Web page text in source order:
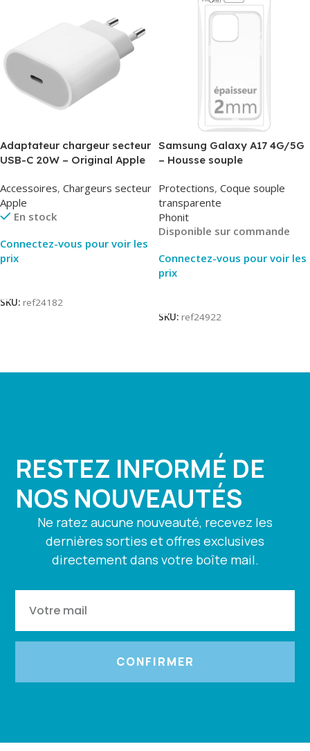
Adaptateur chargeur secteur
USB-C 20W – Original Apple
Accessoires, Chargeurs secteur
Apple
En stock
Connectez-vous pour voir les
prix
SKU: ref24182
Samsung Galaxy A17 4G/5G
– Housse souple
Protections, Coque souple
transparente
Phonit
Disponible sur commande
Connectez-vous pour voir les
prix
SKU: ref24922
RESTEZ INFORMÉ DE
NOS NOUVEAUTÉS
Ne ratez aucune nouveauté, recevez les
dernières sorties et offres exclusives
directement dans votre boîte mail.
CONFIRMER